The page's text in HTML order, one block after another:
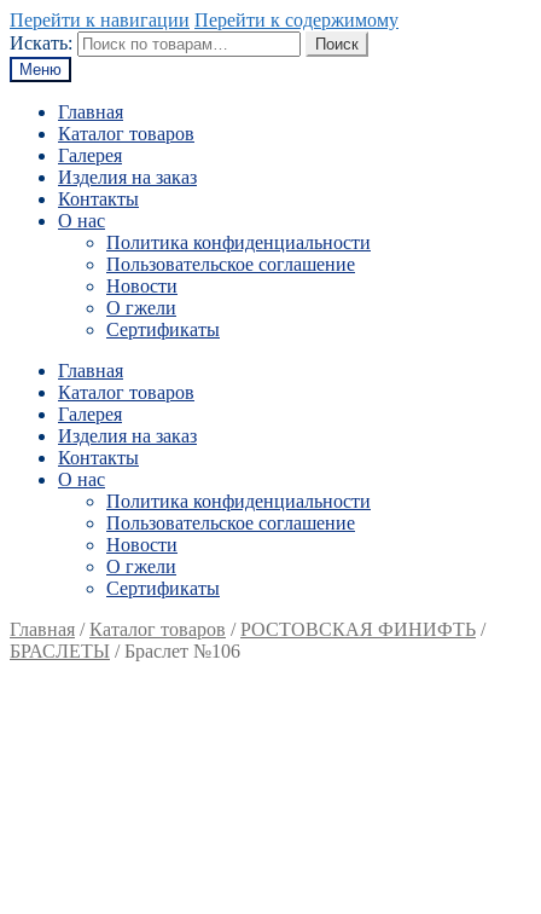
Перейти к навигации Перейти к содержимому
Искать:
Поиск
Меню
Главная
Каталог товаров
Галерея
Изделия на заказ
Контакты
О нас
Политика конфиденциальности
Пользовательское соглашение
Новости
О гжели
Сертификаты
Главная
Каталог товаров
Галерея
Изделия на заказ
Контакты
О нас
Политика конфиденциальности
Пользовательское соглашение
Новости
О гжели
Сертификаты
Главная /Каталог товаров /РОСТОВСКАЯ ФИНИФТЬ /
БРАСЛЕТЫ /Браслет №106